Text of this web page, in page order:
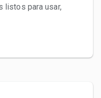
listos para usar,